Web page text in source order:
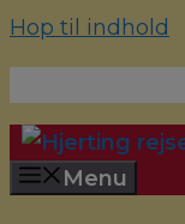
Hop til indhold
Menu